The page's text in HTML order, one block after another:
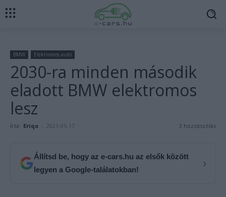
BMW Elektromos autó
2030-ra minden második
eladott BMW elektromos
lesz
Írta: Eriqo - 2021-05-17 3 hozzászólás
Állítsd be, hogy az e-cars.hu az elsők között
legyen a Google-találatokban!
›